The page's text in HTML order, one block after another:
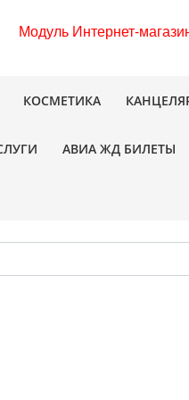
Модуль Интернет-
КОСМЕТИКА
АВИА ЖД БИЛЕТЫ